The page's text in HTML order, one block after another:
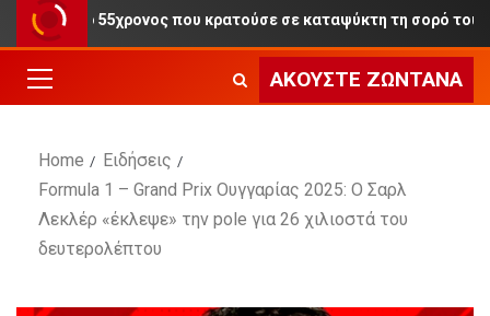
ο 55χρονος που κρατούσε σε καταψύκτη τη σορό του πατέρα
ΑΚΟΎΣΤΕ ΖΩΝΤΑΝΆ
Home
Ειδήσεις
Formula 1 – Grand Prix Ουγγαρίας 2025: Ο Σαρλ
Λεκλέρ «έκλεψε» την pole για 26 χιλιοστά του
δευτερολέπτου